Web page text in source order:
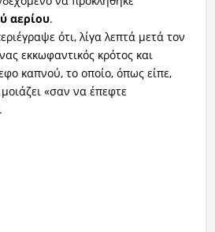
αερίου.
ότι, λίγα λεπτά μετά τον
εκκωφαντικός κρότος και
καπνού, το οποίο, όπως είπε,
«σαν να έπεφτε